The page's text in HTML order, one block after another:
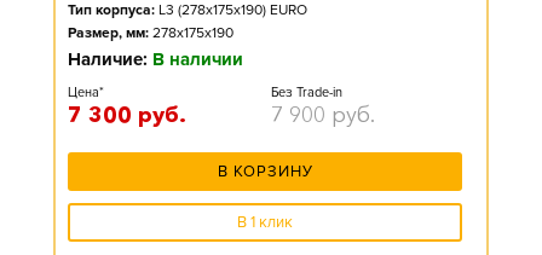
Тип корпуса: L3 (278x175x190) EURO
Размер, мм: 278x175x190
Наличие: В наличии
Цена*
7 300 руб.
Без Trade-in
7 900 руб.
В КОРЗИНУ
В 1 клик